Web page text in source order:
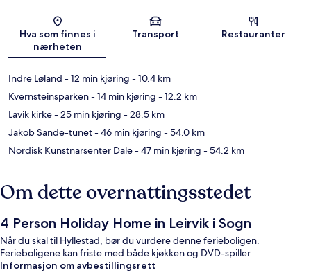
Kart
Hva som finnes i
nærheten
Transport Restauranter
Indre Løland - 12 min kjøring - 10.4 km
Kvernsteinsparken- 14 min kjøring - 12.2 km
Lavik kirke- 25 min kjøring - 28.5 km
Jakob Sande-tunet- 46 min kjøring - 54.0 km
Nordisk Kunstnarsenter Dale- 47 min kjøring - 54.2 km
Om dette overnattingsstedet
4 Person Holiday Home in Leirvik i Sogn
Når du skal til Hyllestad, bør du vurdere denne ferieboligen.
Ferieboligene kan friste med både kjøkken og DVD-spiller.
Informasjon om avbestillingsrett